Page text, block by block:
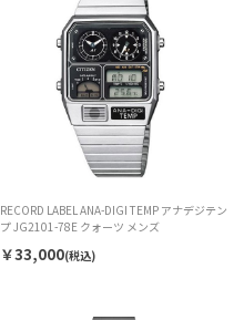
RECORD LABEL ANA-DIGI TEMP アナデジテン
プ JG2101-78E クォーツ メンズ
￥33,000(税込)